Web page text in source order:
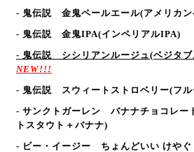
- 鬼伝説 金鬼ペールエール(アメリカ
- 鬼伝説 金鬼IPA(インペリアルIPA)
- 鬼伝説 シシリアンルージュ(ベジタ
NEW!!!
- 鬼伝説 スウィートストロベリー(フ
- サンクトガーレン バナナチョコレー
トスタウト＋バナナ)
- ビー・イージー ちょんどいい けやぐ